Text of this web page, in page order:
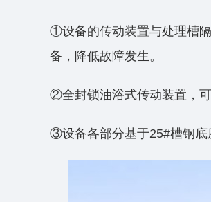
①设备的传动装置与处理槽
备，降低故障发生。
②全封锁油浴式传动装置，
③设备各部分基于25#槽钢底